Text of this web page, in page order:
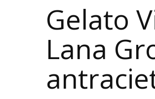
Gelato
Lana